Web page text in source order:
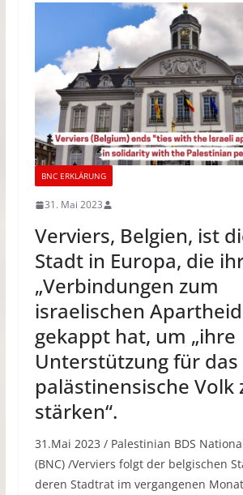
BNC ERKLÄRUNG
31. Mai 2023
Verviers, Belgien, ist
Stadt in Europa, die
„Verbindungen zum
israelischen
gekappt hat, um „ihre
Unterstützung für das
palästinensische Volk
stärken“.
31.Mai 2023 / Palestinian BDS
(BNC) /Verviers folgt der belgischen
deren Stadtrat im vergangenen